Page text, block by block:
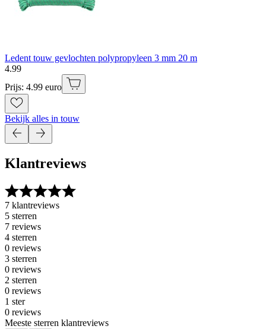
Ledent touw gevlochten polypropyleen 3 mm 20 m
4.99
Prijs: 4.99 euro
Bekijk alles in touw
Klantreviews
7 klantreviews
5 sterren
7 reviews
4 sterren
0 reviews
3 sterren
0 reviews
2 sterren
0 reviews
1 ster
0 reviews
Meeste sterren klantreviews